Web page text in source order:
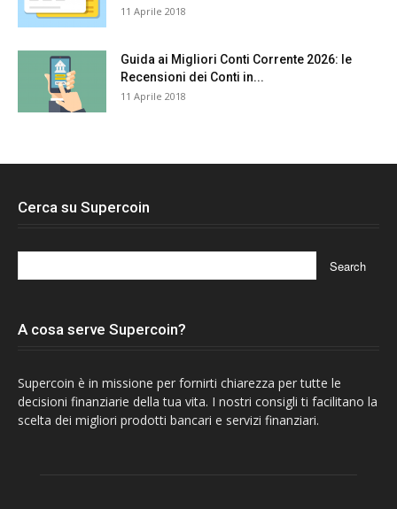
11 Aprile 2018
Guida ai Migliori Conti Corrente 2026: le
Recensioni dei Conti in...
11 Aprile 2018
Cerca su Supercoin
A cosa serve Supercoin?
Supercoin è in missione per fornirti chiarezza per tutte le
decisioni finanziarie della tua vita. I nostri consigli ti facilitano la
scelta dei migliori prodotti bancari e servizi finanziari.